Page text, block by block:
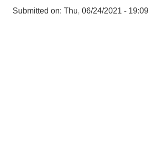
Submitted on: Thu, 06/24/2021 - 19:09